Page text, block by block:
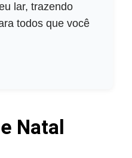
lar, trazendo
todos que você
Natal